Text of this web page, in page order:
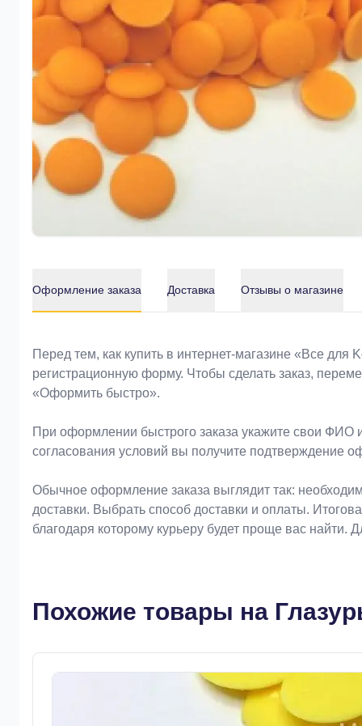
Оформление заказа Доставка Отзывы о магазине
Оформление заказа
Перед тем, как купить в интернет-магазине «Bce
регистрационную форму. Чтобы сделать заказ,
«Оформить быстро».
При оформлении быстрого заказа укажите свои ФИО
согласования условий вы получите подтверждение
Обычное оформление заказа выглядит так:
доставки. Выбрать способ доставки и оплаты.
благодаря которому курьеру будет проще вас найти.
Похожие товары на